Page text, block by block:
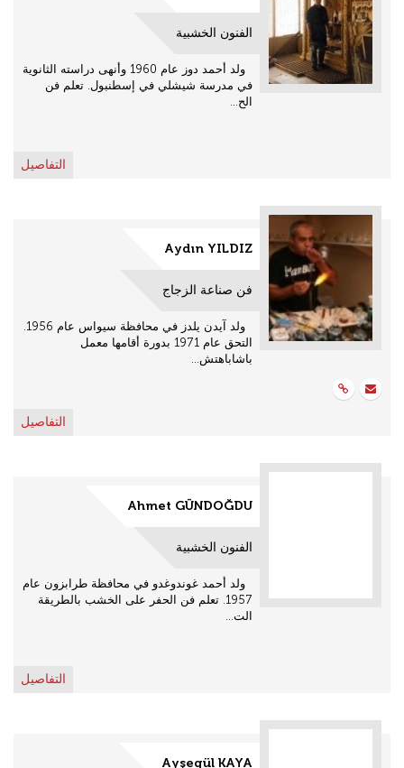
الفنون الخشبية
ولد أحمد دوز عام 1960 وأنهى دراسته الثانوية
في مدرسة شيشلي في إسطنبول. تعلم فن
الح...
التفاصيل
Aydın YILDIZ
فن صناعة الزجاج
ولد آيدن يلدز في محافظة سيواس عام 1956.
التحق عام 1971 بدورة أقامها معمل
باشاباهتش...
التفاصيل
Ahmet GÜNDOĞDU
الفنون الخشبية
ولد أحمد غوندوغدو في محافظة طرابزون عام
1957. تعلم فن الحفر على الخشب بالطريقة
الت...
التفاصيل
Ayşegül KAYA